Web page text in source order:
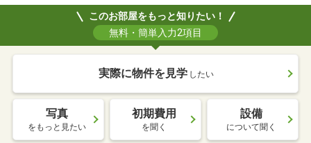
このお部屋をもっと知りたい！
無料・簡単入力2項目
実際に物件を見学 したい
写真
をもっと見たい
初期費用
を聞く
設備
について聞く